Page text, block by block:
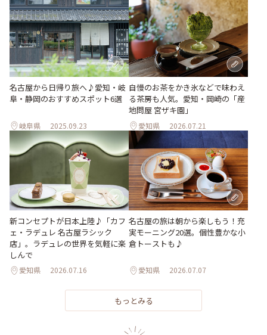
名古屋から日帰り旅へ♪愛知・岐
阜・静岡のおすすめスポット6選
岐阜県 2025.09.23
自慢のお茶をかき氷などで味わえ
る茶房も人気。愛知・岡崎の「産
地問屋 宮ザキ園」
愛知県 2026.07.21
新コンセプトが日本上陸♪「カフ
ェ・ラデュレ 名古屋ラシック
店」。ラデュレの世界を気軽に楽
しんで
愛知県 2026.07.16
名古屋の旅は朝から楽しもう！充
実モーニング20選。個性豊かな小
倉トーストも♪
愛知県 2026.07.07
もっとみる